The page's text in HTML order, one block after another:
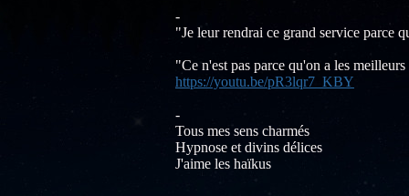
-
"Je leur rendrai ce grand service parce
"Ce n'est pas parce qu'on a les
https://youtu.be/pR3lqr7_KBY
-
Tous mes sens charmés
Hypnose et divins délices
J'aime les haïkus